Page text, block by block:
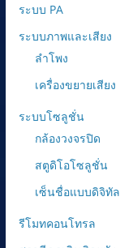
ระบบ PA
ระบบภาพและเสียง
ลำโพง
เครื่องขยายเสียง
ระบบโซลูชั่น
กล้องวงจรปิด
สตูดิโอโซลูชั่น
เซ็นชื่อแบบดิจิทัล
รีโมทคอนโทรล